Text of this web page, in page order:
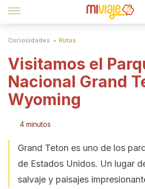
Curiosidades Rutas
Visitamos el
Nacional Grand
Wyoming
4 minutos
Grand Teton es uno de los
de Estados Unidos. Un lugar
salvaje y paisajes